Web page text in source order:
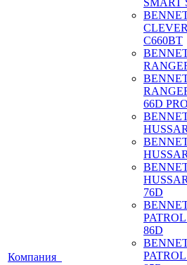
Компания
SMART
CLEVER
C660BT
66D PRO
76D
86D